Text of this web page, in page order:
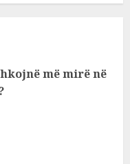
më mirë në